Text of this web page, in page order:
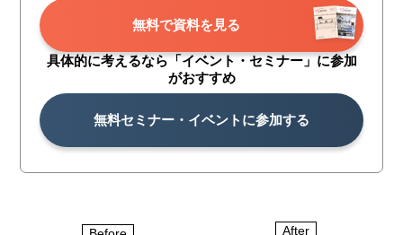
無料で資料を見る
具体的に考えるなら「イベント・セミナー」に参加
がおすすめ
無料セミナー・イベントに参加する
After